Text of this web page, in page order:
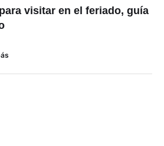
visitar en el feriado, guía